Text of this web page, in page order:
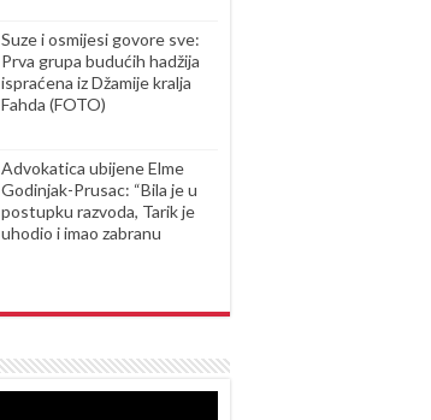
Suze i osmijesi govore sve:
Prva grupa budućih hadžija
ispraćena iz Džamije kralja
Fahda (FOTO)
Advokatica ubijene Elme
Godinjak-Prusac: “Bila je u
postupku razvoda, Tarik je
uhodio i imao zabranu